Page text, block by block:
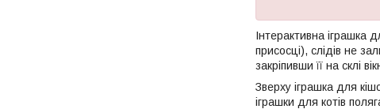
Інтерактивна іграшка
присосці), слідів не
закріпивши її на склі
Зверху іграшка для
іграшки для котів